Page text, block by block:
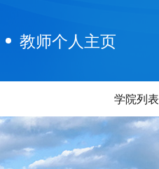
教师个人主页
学院列表